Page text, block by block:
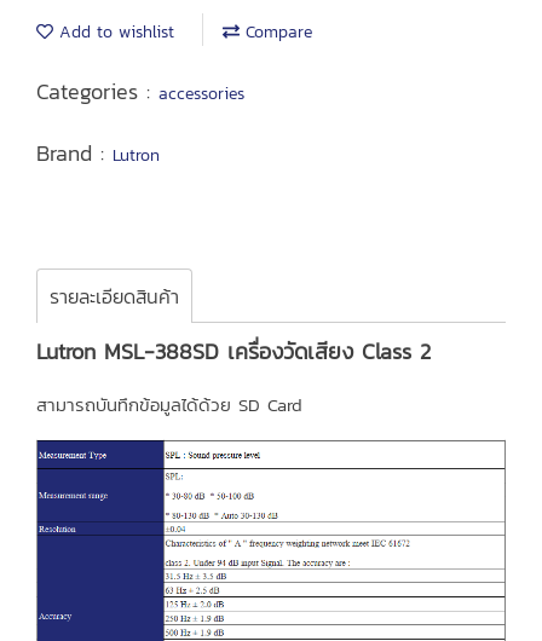
Add to wishlist Compare
Categories : accessories
Brand : Lutron
รายละเอียดสินค้า
Lutron MSL-388SD เครื่องวัดเสียง Class 2
สามารถบันทึกข้อมูลได้ด้วย SD Card